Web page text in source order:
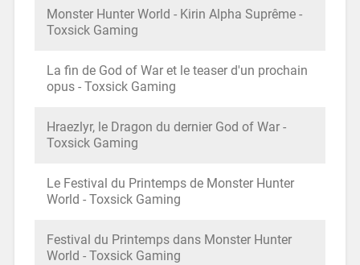
Monster Hunter World - Kirin Alpha Suprême -
Toxsick Gaming
La fin de God of War et le teaser d'un prochain
opus - Toxsick Gaming
Hraezlyr, le Dragon du dernier God of War -
Toxsick Gaming
Le Festival du Printemps de Monster Hunter
World - Toxsick Gaming
Festival du Printemps dans Monster Hunter
World - Toxsick Gaming